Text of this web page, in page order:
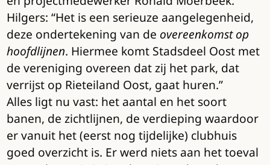
Hilgers: “Het is een serieuze aangelegenheid,
deze ondertekening van de overeenkomst op
hoofdlijnen. Hiermee komt Stadsdeel Oost met
de vereniging overeen dat zij het park, dat
verrijst op Rieteiland Oost, gaat huren.”
Alles ligt nu vast: het aantal en het soort
banen, de zichtlijnen, de verdieping waardoor
er vanuit het (eerst nog tijdelijke) clubhuis
goed overzicht is. Er werd niets aan het toeval